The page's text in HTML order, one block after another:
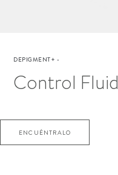
DEPIGMENT+ -
Control Fluid
ENCUÉNTRALO